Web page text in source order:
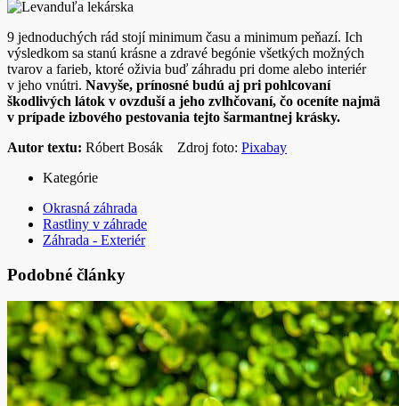
9 jednoduchých rád stojí minimum času a minimum peňazí. Ich
výsledkom sa stanú krásne a zdravé begónie všetkých možných
tvarov a farieb, ktoré oživia buď záhradu pri dome alebo interiér
v jeho vnútri. Navyše, prínosné budú aj pri pohlcovaní
škodlivých látok v ovzduší a jeho zvlhčovaní, čo oceníte najmä
v prípade izbového pestovania tejto šarmantnej krásky.
Autor textu: Róbert Bosák Zdroj foto: Pixabay
Kategórie
Okrasná záhrada
Rastliny v záhrade
Záhrada - Exteriér
Podobné články